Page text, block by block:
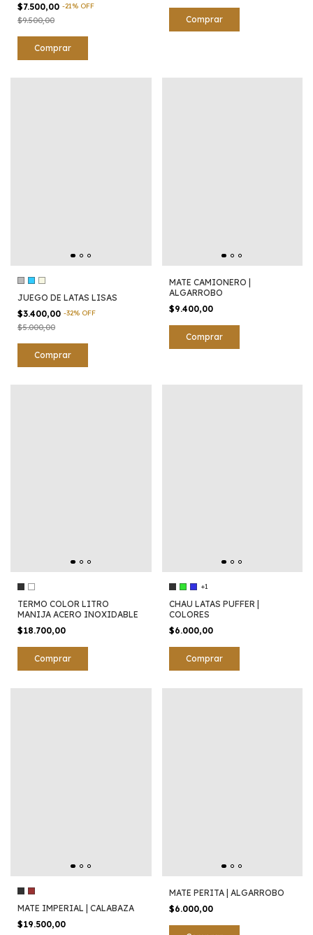
$7.500,00 -21% OFF
$9.500,00
Comprar
JUEGO DE LATAS LISAS
$3.400,00 -32% OFF
$5.000,00
Comprar
MATE CAMIONERO |
ALGARROBO
$9.400,00
TERMO COLOR LITRO
MANIJA ACERO INOXIDABLE
$18.700,00
Comprar
+1
CHAU LATAS PUFFER |
COLORES
$6.000,00
Comprar
MATE IMPERIAL | CALABAZA
$19.500,00
MATE PERITA | ALGARROBO
$6.000,00